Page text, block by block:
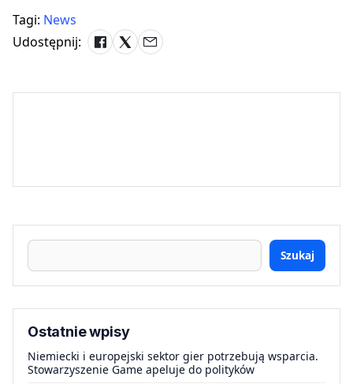
Tagi: News
Udostępnij:
Szukaj
Ostatnie wpisy
Niemiecki i europejski sektor gier potrzebują wsparcia.
Stowarzyszenie Game apeluje do polityków